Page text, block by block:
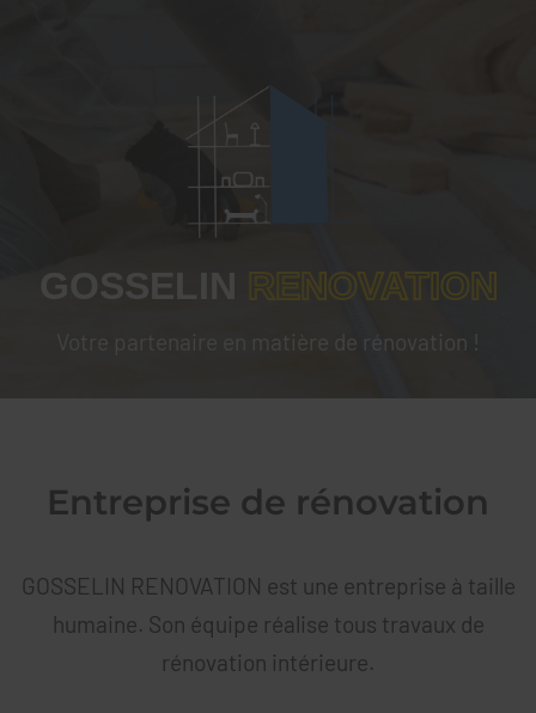
GOSSELIN RENOVATION
Votre partenaire en matière de rénovation !
Entreprise de rénovation
GOSSELIN RENOVATION est une entreprise à taille
humaine. Son équipe réalise tous travaux de
rénovation intérieure.